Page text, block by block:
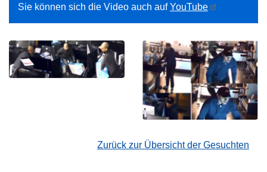
Sie können sich die Video auch aufYouTube
Zurück zur Übersicht der Gesuchten